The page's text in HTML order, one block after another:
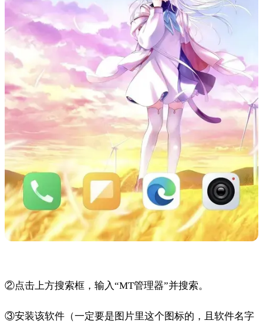
②点击上方搜索框，输入“MT管理器”并搜索。
③安装该软件（一定要是图片里这个图标的，且软件名字